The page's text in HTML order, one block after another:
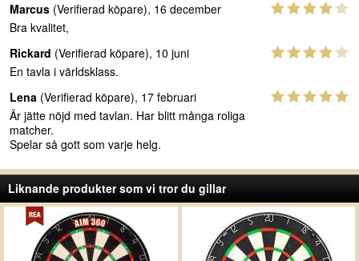
Marcus (Verifierad köpare), 16 december
Bra kvalitet,
Rickard (Verifierad köpare), 10 juni
En tavla i världsklass.
Lena (Verifierad köpare), 17 februari
Är jätte nöjd med tavlan. Har blitt många roliga
matcher.
Spelar så gott som varje helg.
Liknande produkter som vi tror du gillar